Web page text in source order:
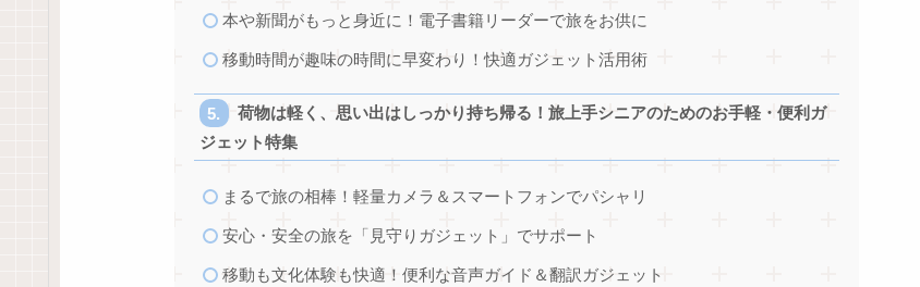
本や新聞がもっと身近に！電子書籍リーダーで旅をお供に
移動時間が趣味の時間に早変わり！快適ガジェット活用術
荷物は軽く、思い出はしっかり持ち帰る！旅上手シニアのためのお手軽・便利ガ
ジェット特集
まるで旅の相棒！軽量カメラ＆スマートフォンでパシャリ
安心・安全の旅を「見守りガジェット」でサポート
移動も文化体験も快適！便利な音声ガイド＆翻訳ガジェット